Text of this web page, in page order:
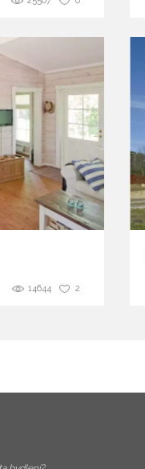
2
14644